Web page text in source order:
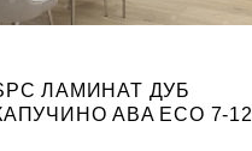
ЛАМИНАТ ДУБ
ABA ECO 7-12